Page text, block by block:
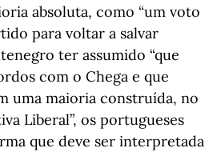
absoluta, como “um voto
para voltar a salvar
ter assumido “que
com o Chega e que
uma maioria construída, no
Liberal”, os portugueses
que deve ser interpretada